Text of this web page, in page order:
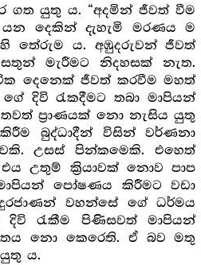
ගත යුතු ය. “අදමින් ජීවත් වීම
දෙකින් දැහැමි මරණය ම
තේරුම ය. අඹුදරුවන් ජීවත්
මැරීමට නිදහසක් නැත.
දෙනෙක් ජීවත් කරවීම මහත්
දිවි රැකදීමට තබා මාපියන්
ප්‍රාණයක් නො නැසිය යුතු
බුද්ධාදීන් විසින් වර්ණනා
උසස් පින්කමෙකි. එහෙත්
උතුම් ක්‍රියාවක් නොව පාප
පෝෂණය කිරීමට වඩා
වහන්සේ ගේ ධර්මය
රැකීම පිණිසවත් මාපියන්
නො කෙරෙති. ඒ බව මතු
ය.